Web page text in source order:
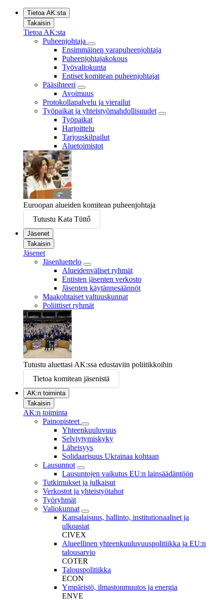
Tietoa AK:sta
Takaisin
Tietoa AK:sta
Puheenjohtaja
Ensimmäinen varapuheenjohtaja
Puheenjohtajakokous
Työvaliokunta
Entiset komitean puheenjohtajat
Pääsihteeri
Avoimuus
Protokollapalvelu ja vierailut
Työpaikat ja yhteistyömahdollisuudet
Työpaikat
Harjoittelu
Tarjouskilpailut
Aluetoimistot
Euroopan alueiden komitean puheenjohtaja
Tutustu Kata Tüttő
Jäsenet
Takaisin
Jäsenet
Jäsenluettelo
Alueidenväliset ryhmät
Entisten jäsenten verkosto
Jäsenten käytännesäännöt
Maakohtaiset valtuuskunnat
Poliittiset ryhmät
Tutustu aluettasi AK:ssa edustaviin poliitikkoihin
Tietoa komitean jäsenistä
AK:n toiminta
Takaisin
AK:n toiminta
Painopisteet
Yhteenkuuluvuus
Selviytymiskyky
Läheisyys
Solidaarisuus Ukrainaa kohtaan
Lausunnot
Lausuntojen vaikutus EU:n lainsäädäntöön
Tutkimukset ja julkaisut
Verkostot ja yhteistyötahot
Työryhmät
Valiokunnat
Kansalaisuus, hallinto, institutionaaliset ja
ulkoasiat
CIVEX
Alueellinen yhteenkuuluvuuspolitiikka ja EU:n
talousarvio
COTER
Talouspolitiikka
ECON
Ympäristö, ilmastonmuutos ja energia
ENVE